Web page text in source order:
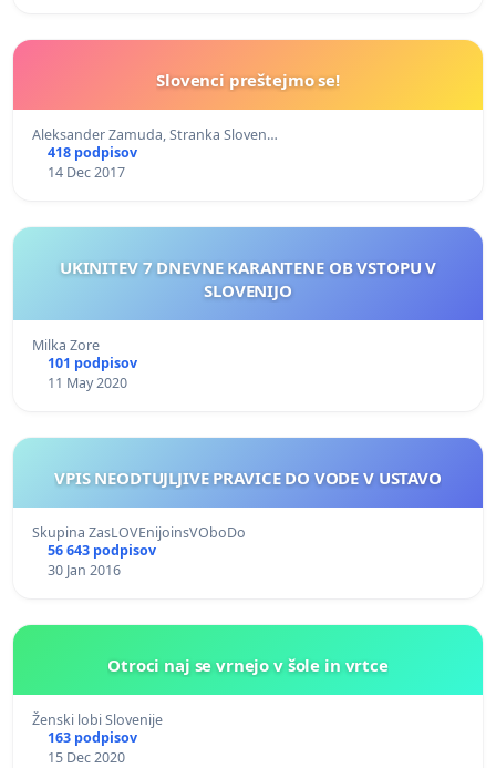
Slovenci preštejmo se!
Aleksander Zamuda, Stranka Sloven…
418 podpisov
14 Dec 2017
UKINITEV 7 DNEVNE KARANTENE OB VSTOPU V
SLOVENIJO
Milka Zore
101 podpisov
11 May 2020
VPIS NEODTUJLJIVE PRAVICE DO VODE V USTAVO
Skupina ZasLOVEnijoinsVOboDo
56 643 podpisov
30 Jan 2016
Otroci naj se vrnejo v šole in vrtce
Ženski lobi Slovenije
163 podpisov
15 Dec 2020